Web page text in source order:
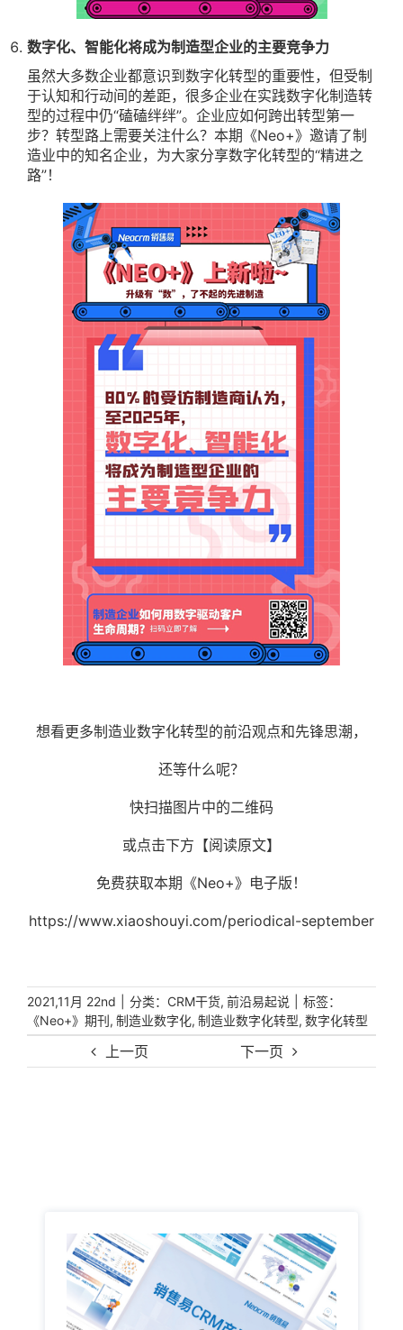
上一页 下一页
数字化、智能化将成为制造型企业的主要竞争力
虽然大多数企业都意识到数字化转型的重要性，但受制
于认知和行动间的差距，很多企业在实践数字化制造转
型的过程中仍“磕磕绊绊”。企业应如何跨出转型第一
步？转型路上需要关注什么？本期《Neo+》邀请了制
造业中的知名企业，为大家分享数字化转型的“精进之
路”！
想看更多制造业数字化转型的前沿观点和先锋思潮，
还等什么呢？
快扫描图片中的二维码
或点击下方【阅读原文】
免费获取本期《Neo+》电子版！
https://www.xiaoshouyi.com/periodical-september
2021,11月 22nd | 分类： CRM干货, 前沿易起说 | 标签：
《Neo+》期刊, 制造业数字化, 制造业数字化转型, 数字化转型